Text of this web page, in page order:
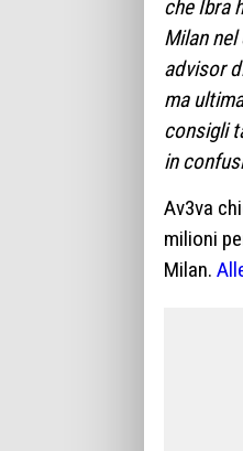
che Ibra
Milan
advisor
ma
consigli
in
Av3va
milioni
Milan.